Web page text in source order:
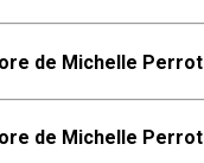
de Michelle Perrot
de Michelle Perrot